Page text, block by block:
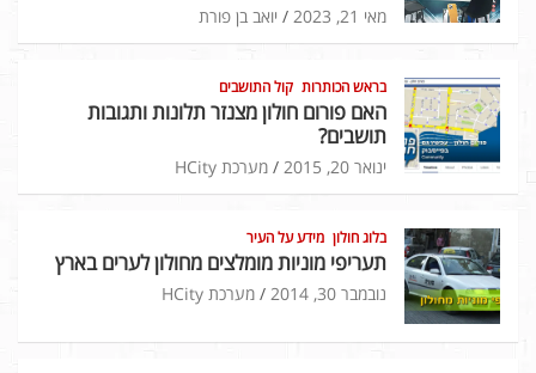
מאי 21, 2023 יואב בן פורת
בראש הכותרות קול התושבים
האם פורום חולון מצנזר תלונות ותגובות
תושבים?
ינואר 20, 2015 מערכת HCity
בלוג חולון מידע על העיר
תעריפי מוניות מומלצים מחולון לערים בארץ
נובמבר 30, 2014 מערכת HCity